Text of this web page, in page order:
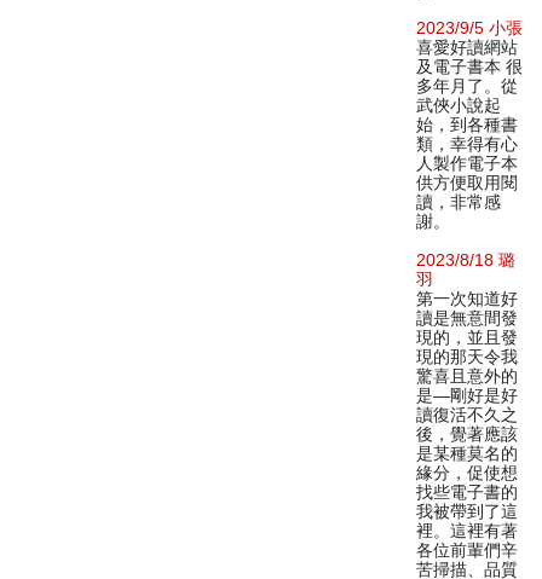
2023/9/5 小張
喜愛好讀網站
及電子書本 很
多年月了。從
武俠小說起
始，到各種書
類，幸得有心
人製作電子本
供方便取用閱
讀，非常感
謝。
2023/8/18 璐
羽
第一次知道好
讀是無意間發
現的，並且發
現的那天令我
驚喜且意外的
是—剛好是好
讀復活不久之
後，覺著應該
是某種莫名的
緣分，促使想
找些電子書的
我被帶到了這
裡。這裡有著
各位前輩們辛
苦掃描、品質